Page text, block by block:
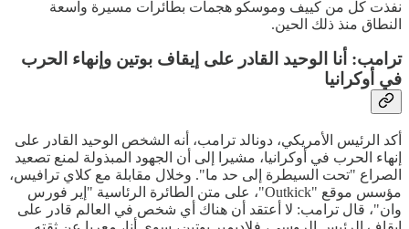
نفذت كل من كييف وموسكو هجمات بطائرات مسيرة واسعة
النطاق منذ ذلك الحين.
ترامب: أنا الوحيد القادر على إيقاف بوتين وإنهاء الحرب
في أوكرانيا
أكد الرئيس الأمريكي، دونالد ترامب، أنه الشخص الوحيد القادر على
إنهاء الحرب في أوكرانيا، مشيرا إلى أن الجهود المبذولة لمنع تصعيد
الصراع "تحت السيطرة إلى حد ما". وخلال مقابلة مع كلاي ترافيس،
مؤسس موقع "Outkick"، على متن الطائرة الرئاسية "إير فورس
وان"، قال ترامب: لا أعتقد أن هناك أي شخص في العالم قادر على